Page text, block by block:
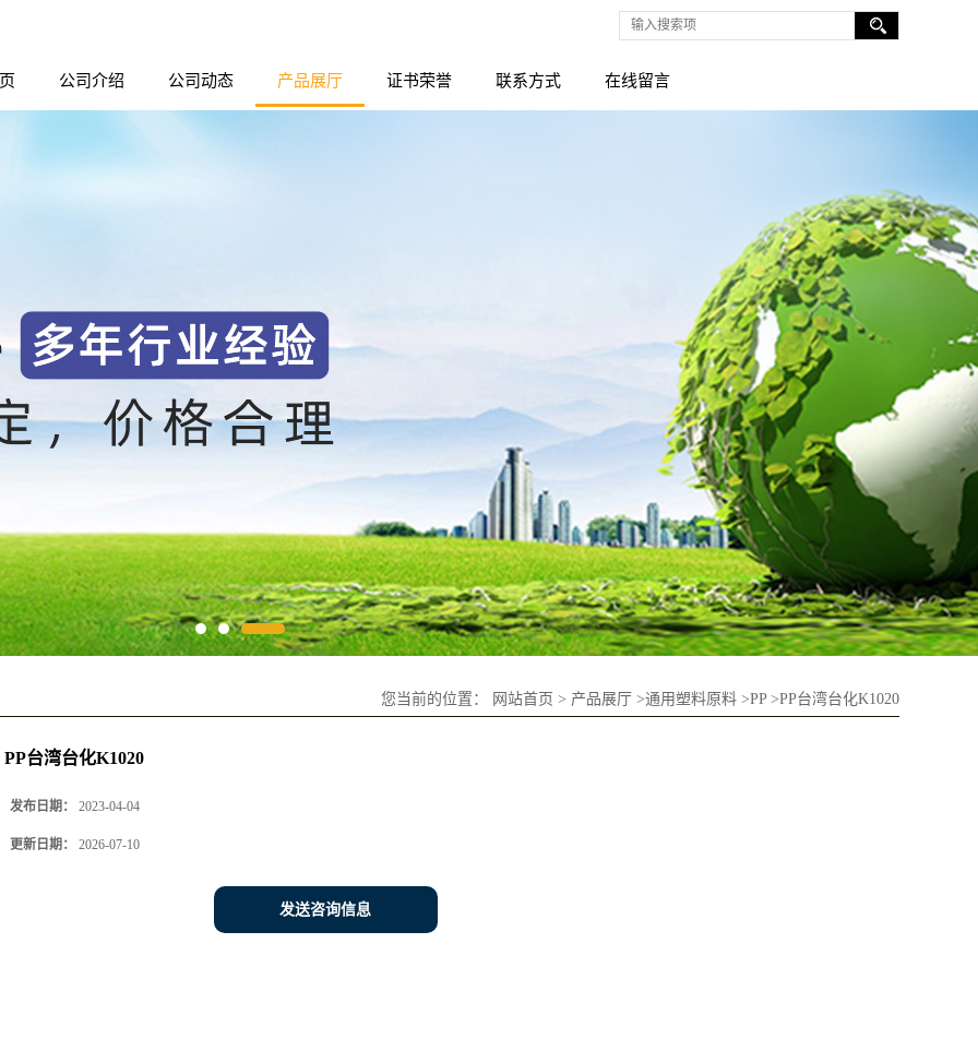
公司介绍 公司动态 产品展厅 证书荣誉 联系方式 在线留言
您当前的位置： 网站首页 > 产品展厅 >通用塑料原料 >PP >PP台湾台化K1020
PP台湾台化K1020
发布日期： 2023-04-04
更新日期： 2026-07-10
发送咨询信息